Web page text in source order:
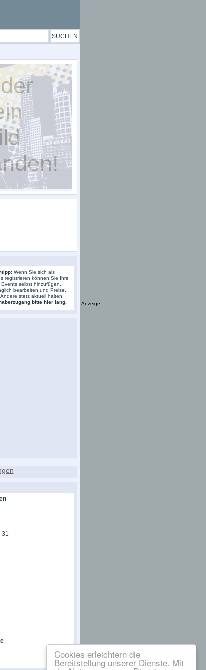
Cookies erleichtern die
Bereitstellung unserer Dienste. Mit
Wenn Sie sich als
registrieren können Sie Ihre
selbst hinzufügen,
bearbeiten und Preise,
stets aktuell halten.
bitte hier lang.
31
Anzeige